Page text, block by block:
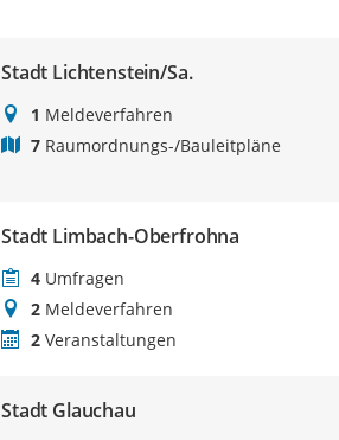
Stadt Lichtenstein/Sa.
1 Meldeverfahren
7 Raumordnungs-/Bauleitpläne
Stadt Limbach-Oberfrohna
4 Umfragen
2 Meldeverfahren
2 Veranstaltungen
Stadt Glauchau